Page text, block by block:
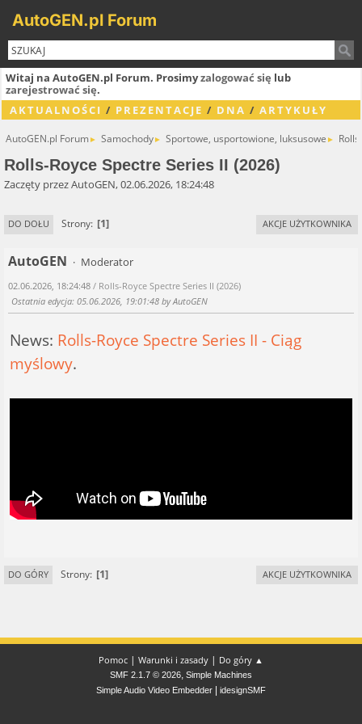
AutoGEN.pl Forum
Witaj na AutoGEN.pl Forum. Prosimyzalogować się lub
zarejestrować się.
AKTUALNOŚCI / PREZENTACJE / DNA / ARTYKUŁY
AutoGEN.pl Forum► Samochody► Sportowe, usportowione, luksusowe ►
Rolls-Royce Spectre Series II (2026)
Zaczęty przez AutoGEN, 02.06.2026, 18:24:48
DO DOŁU Strony 1 AKCJE UŻYTKOWNIKA
AutoGEN Moderator
02.06.2026, 18:24:48 / Rolls-Royce Spectre Series II (2026)
Ostatnia edycja: 05.06.2026, 19:01:48 by AutoGEN
News: Rolls-Royce Spectre Series II - Ciąg
myślowy.
DO GÓRY Strony 1 AKCJE UŻYTKOWNIKA
Pomoc | Warunki i zasady | Do góry ▲
SMF 2.1.7 © 2026, Simple Machines
Simple Audio Video Embedder
idesignSMF